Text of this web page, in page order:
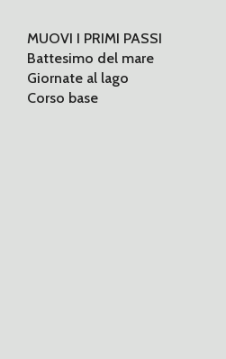
MUOVI I PRIMI PASSI
Battesimo del mare
Giornate al lago
Corso base